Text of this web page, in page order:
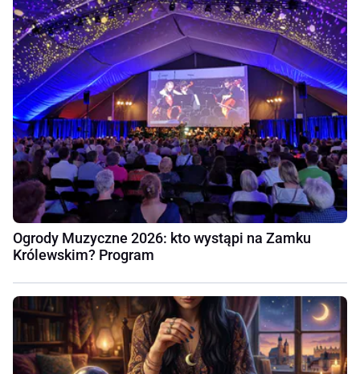
Ogrody Muzyczne 2026: kto wystąpi na Zamku
Królewskim? Program